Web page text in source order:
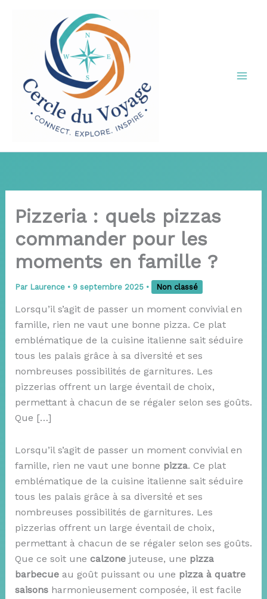
Pizzeria : quels pizzas
commander pour les
moments en famille ?
Par Laurence • 9 septembre 2025 • Non classé
Lorsqu’il s’agit de passer un moment convivial en
famille, rien ne vaut une bonne pizza. Ce plat
emblématique de la cuisine italienne sait séduire
tous les palais grâce à sa diversité et ses
nombreuses possibilités de garnitures. Les
pizzerias offrent un large éventail de choix,
permettant à chacun de se régaler selon ses goûts.
Que […]
Lorsqu’il s’agit de passer un moment convivial en
famille, rien ne vaut une bonne pizza. Ce plat
emblématique de la cuisine italienne sait séduire
tous les palais grâce à sa diversité et ses
nombreuses possibilités de garnitures. Les
pizzerias offrent un large éventail de choix,
permettant à chacun de se régaler selon ses goûts.
Que ce soit une calzonejuteuse, une pizza
barbecueau goût puissant ou une pizza à quatre
saisonsharmonieusement composée, il est facile